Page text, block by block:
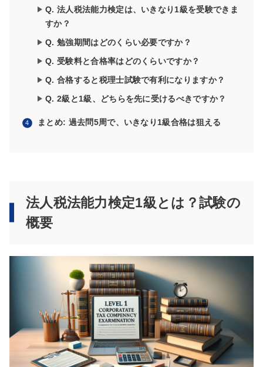
Q. 法人税法能力検定は、いきなり1級を受験できま
すか？
Q. 勉強期間はどのくらい必要ですか？
Q. 受験料と合格率はどのくらいですか？
Q. 合格すると税理士試験で有利になりますか？
Q. 2級と1級、どちらを先に受けるべきですか？
まとめ: 過去問5周で、いきなり1級合格は狙える
法人税法能力検定1級とは？試験の
概要